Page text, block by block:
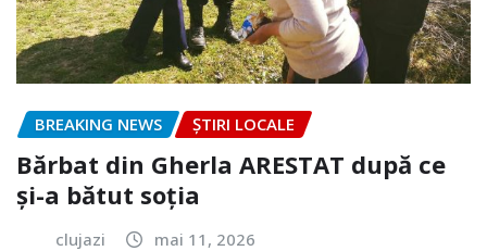
BREAKING NEWS ȘTIRI LOCALE
Bărbat din Gherla ARESTAT după ce
și-a bătut soția
clujazi mai 11, 2026